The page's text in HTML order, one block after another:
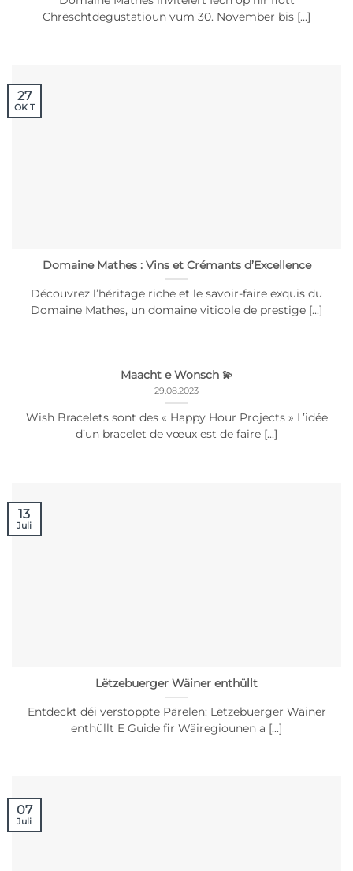
Chrëschtdegustatioun vum 30. November bis [...]
Domaine Mathes : Vins et Crémants d’Excellence
Découvrez l’héritage riche et le savoir-faire exquis du
Domaine Mathes, un domaine viticole de prestige [...]
27
OK T
Maacht e Wonsch 💫
29.08.2023
Wish Bracelets sont des « Happy Hour Projects » L’idée
d’un bracelet de vœux est de faire [...]
Lëtzebuerger Wäiner enthüllt
Entdeckt déi verstoppte Pärelen: Lëtzebuerger Wäiner
enthüllt E Guide fir Wäiregiounen a [...]
13
Juli
07
Juli